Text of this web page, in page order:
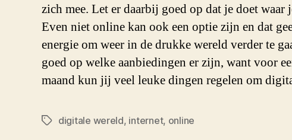
zich mee. Let er daarbij goed op dat je doet
Even niet online kan ook een optie zijn en dat
energie om weer in de drukke wereld verder te
goed op welke aanbiedingen er zijn, want voor
maand kun jij veel leuke dingen regelen om
Tagsdigitale wereld, internet, online